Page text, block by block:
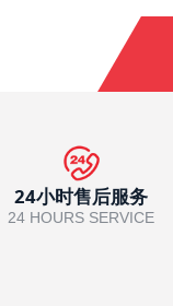
24小时售后服务
24 HOURS SERVICE